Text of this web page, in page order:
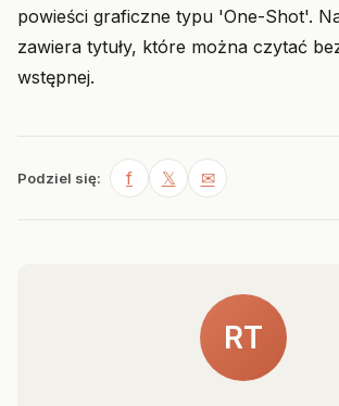
powieści graficzne typu 'One-Shot'.
zawiera tytuły, które można czytać
wstępnej.
Podziel się: f 𝕏 ✉
RT